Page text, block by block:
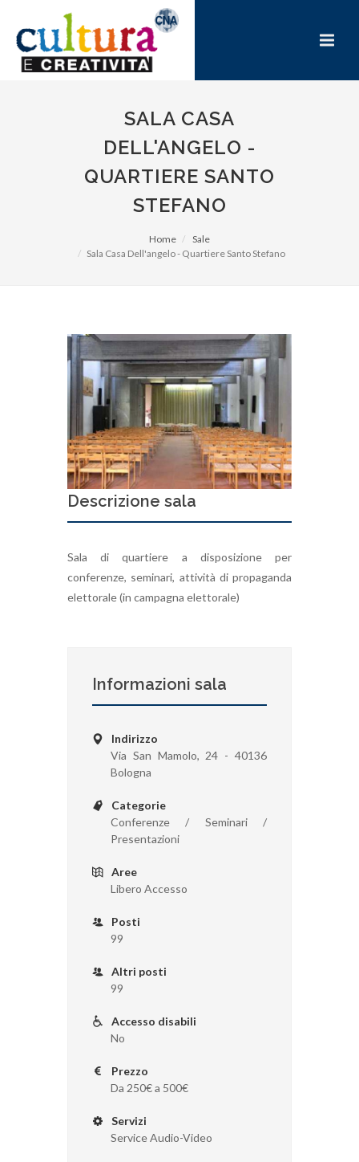
SALA CASA
DELL'ANGELO -
QUARTIERE SANTO
STEFANO
Home
Sale
Sala Casa Dell'angelo - Quartiere Santo Stefano
Descrizione sala
Sala di quartiere a disposizione per
conferenze, seminari, attività di propaganda
elettorale (in campagna elettorale)
Informazioni sala
Indirizzo
Via San Mamolo, 24 - 40136
Bologna
Categorie
Conferenze / Seminari /
Presentazioni
Aree
Libero Accesso
Posti
99
Altri posti
99
Accesso disabili
No
Prezzo
Da 250€ a 500€
Servizi
Service Audio-Video